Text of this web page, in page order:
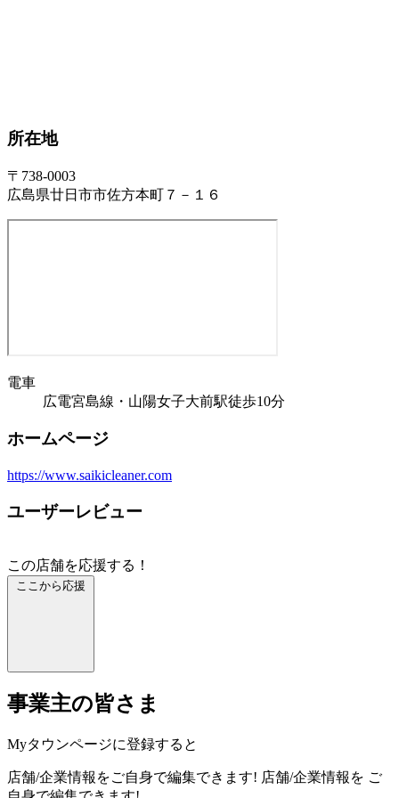
所在地
〒738-0003
広島県廿日市市佐方本町７－１６
電車
広電宮島線・山陽女子大前駅徒歩10分
ホームページ
https://www.saikicleaner.com
ユーザーレビュー
この店舗を応援する！
ここから応援
事業主の皆さま
Myタウンページに登録すると
店舗/企業情報をご自身で編集できます! 店舗/企業情報を ご